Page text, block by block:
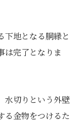
下地となる胴縁と
は完了となりま
水切りという外壁
る金物をつけるた